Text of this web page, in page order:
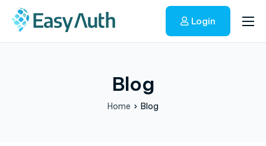
Início
Login
Blog
Home Blog